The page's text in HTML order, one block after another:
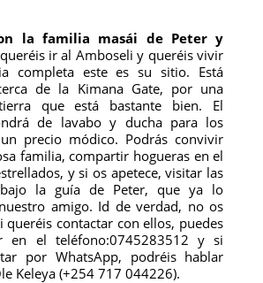
la familia masái de Peter y
ir al Amboseli y queréis vivir
completa este es su sitio. Está
de la Kimana Gate, por una
que está bastante bien. El
de lavabo y ducha para los
precio módico. Podrás convivir
familia, compartir hogueras en el
y si os apetece, visitar las
la guía de Peter, que ya lo
amigo. Id de verdad, no os
queréis contactar con ellos, puedes
en el teléfono:0745283512 y si
por WhatsApp, podréis hablar
Keleya (+254 717 044226).